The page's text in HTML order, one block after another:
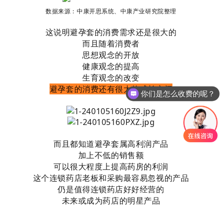
数据来源：中康开思系统、中康产业研究院整理
这说明避孕套的消费需求还是很大的
而且随着消费者
思想观念的开放
健康观念的提高
生育观念的改变
避孕套的消费还有很大的成长空间
而且都知道避孕套属高利润产品
加上不低的销售额
可以很大程度上提高药房的利润
这个连锁药店老板和采购最容易忽视的产品
仍是值得连锁药店好好经营的
未来或成为药店的明星产品
你们是怎么收费的呢？